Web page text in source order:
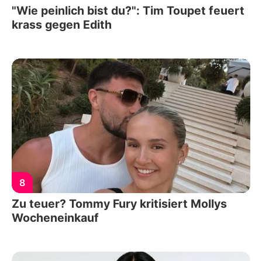
"Wie peinlich bist du?": Tim Toupet feuert
krass gegen Edith
8
Zu teuer? Tommy Fury kritisiert Mollys
Wocheneinkauf